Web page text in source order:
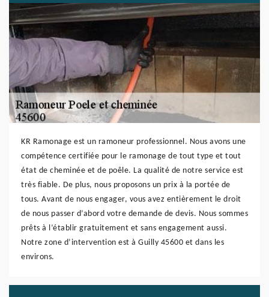
KR Ramonage est un ramoneur professionnel. Nous avons une
compétence certifiée pour le ramonage de tout type et tout
état de cheminée et de poêle. La qualité de notre service est
très fiable. De plus, nous proposons un prix à la portée de
tous. Avant de nous engager, vous avez entièrement le droit
de nous passer d’abord votre demande de devis. Nous sommes
prêts à l’établir gratuitement et sans engagement aussi.
Notre zone d’intervention est à Guilly 45600 et dans les
environs.